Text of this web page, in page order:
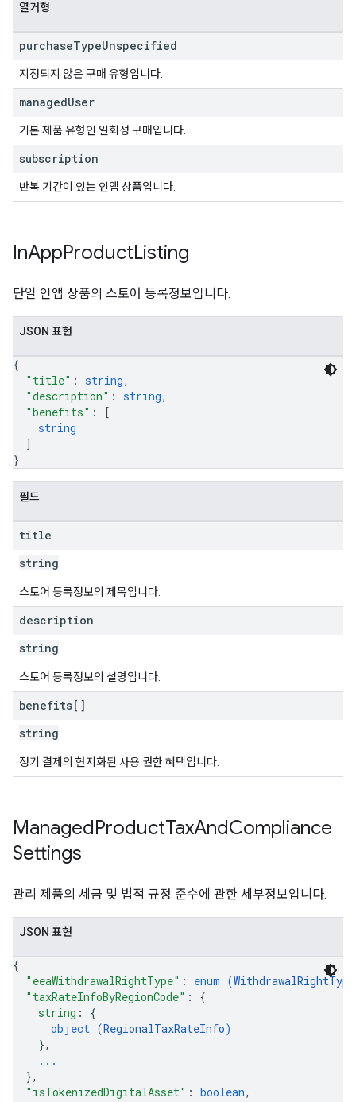
열거형
purchaseTypeUnspecified
지정되지 않은 구매 유형입니다.
managedUser
기본 제품 유형인 일회성 구매입니다.
subscription
반복 기간이 있는 인앱 상품입니다.
InAppProductListing
단일 인앱 상품의 스토어 등록정보입니다.
JSON 표현
{
"title" : string,
"description" : string,
"benefits" :
[
string
]
}
필드
title
string
스토어 등록정보의 제목입니다.
description
string
스토어 등록정보의 설명입니다.
benefits[]
string
정기 결제의 현지화된 사용 권한 혜택입니다.
ManagedProductTaxAndCompliance
Settings
관리 제품의 세금 및 법적 규정 준수에 관한 세부정보입니다.
JSON 표현
{
"eeaWithdrawalRightType" : enum (WithdrawalRightType
"taxRateInfoByRegionCode" : {
string : {
object (RegionalTaxRateInfo)
},
...
},
"isTokenizedDigitalAsset" : boolean,